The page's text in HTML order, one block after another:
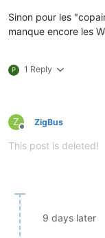
Sinon pour les
manque encore les
P 1 Reply
Z
Offline
ZigBus
This post is deleted!
9 days later